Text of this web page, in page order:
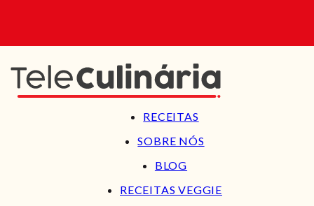
RECEITAS
SOBRE NÓS
BLOG
RECEITAS VEGGIE